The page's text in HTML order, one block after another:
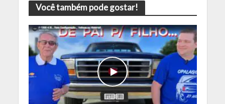
Você também pode gostar!